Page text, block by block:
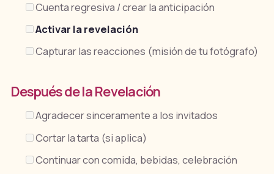
Cuenta regresiva / crear la anticipación
Activar la revelación
Capturar las reacciones (misión de tu fotógrafo)
Después de la Revelación
Agradecer sinceramente a los invitados
Cortar la tarta (si aplica)
Continuar con comida, bebidas, celebración